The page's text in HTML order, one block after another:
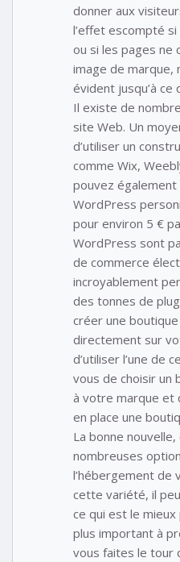
donner aux
l’effet escompté
ou si les pages ne
image de marque,
évident jusqu’à ce
Il existe de
site Web. Un
d’utiliser un
comme Wix,
pouvez
WordPress
pour environ 5 €
WordPress sont
de commerce
incroyablement
des tonnes de
créer une
directement sur
d’utiliser l’une de
vous de choisir un
à votre marque et
en place une
La bonne nouvelle,
nombreuses
l’hébergement de
cette variété, il
ce qui est le mieux
plus important à
vous faites le tour